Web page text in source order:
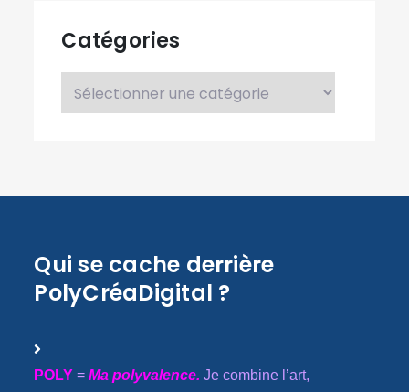
Catégories
Catégories
Qui se cache derrière
PolyCréaDigital ?
POLY =Ma polyvalence. Je combine l’art,